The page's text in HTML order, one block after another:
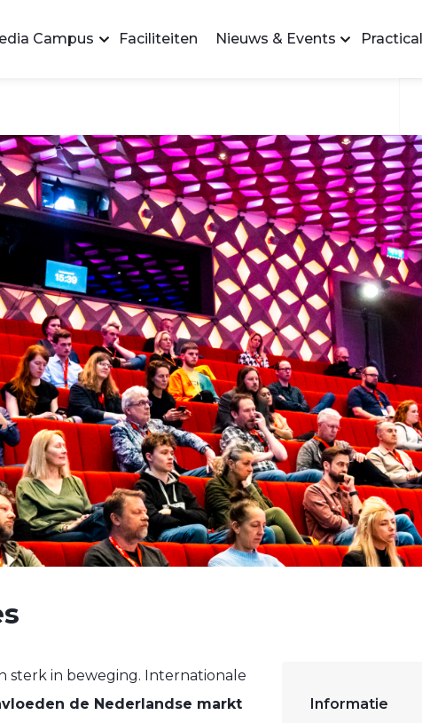
Campus Faciliteiten Nieuws & Events
Informatie
sterk in beweging. Internationale
de Nederlandse markt